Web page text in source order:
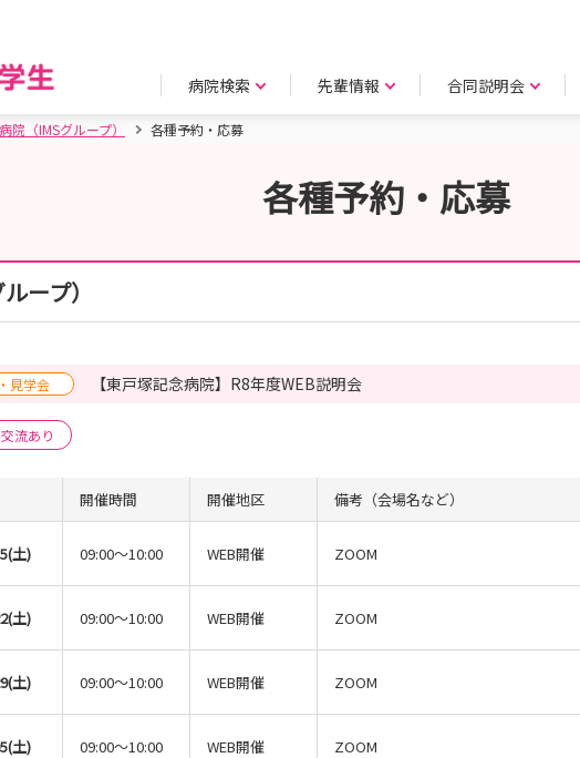
病院検索 先輩情報 合同説明会
院（IMSグループ） 各種予約・応募
各種予約・応募
ープ）
見学会 【東戸塚記念病院】R8年度WEB説明会
流あり
開催時間 開催地区 備考（会場名など）
土) 09:00～10:00 WEB開催 ZOOM
土) 09:00～10:00 WEB開催 ZOOM
土) 09:00～10:00 WEB開催 ZOOM
土) 09:00～10:00 WEB開催 ZOOM